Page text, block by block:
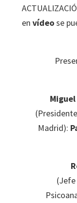
en vídeose
Madrid):